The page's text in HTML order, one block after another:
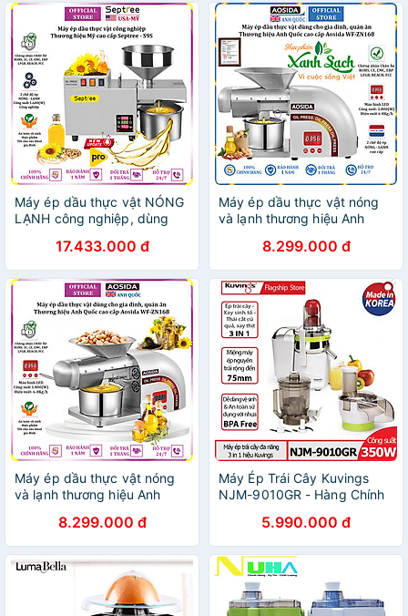
Máy ép dầu thực vật NÓNG
LẠNH công nghiệp, dùng
khách sạn thương hiệu Mỹ
cao cấp Septree S9S - Hàng
nhập khẩu
17.433.000 đ
Máy ép dầu thực vật nóng
và lạnh thương hiệu Anh
ZN168 - Công suất 1800W -
Hàng Chính Hãng
8.299.000 đ
Máy ép dầu thực vật nóng
và lạnh thương hiệu Anh
ZN168 - Hàng Nhập Khẩu
8.299.000 đ
Máy Ép Trái Cây Kuvings
NJM-9010GR - Hàng Chính
5.990.000 đ